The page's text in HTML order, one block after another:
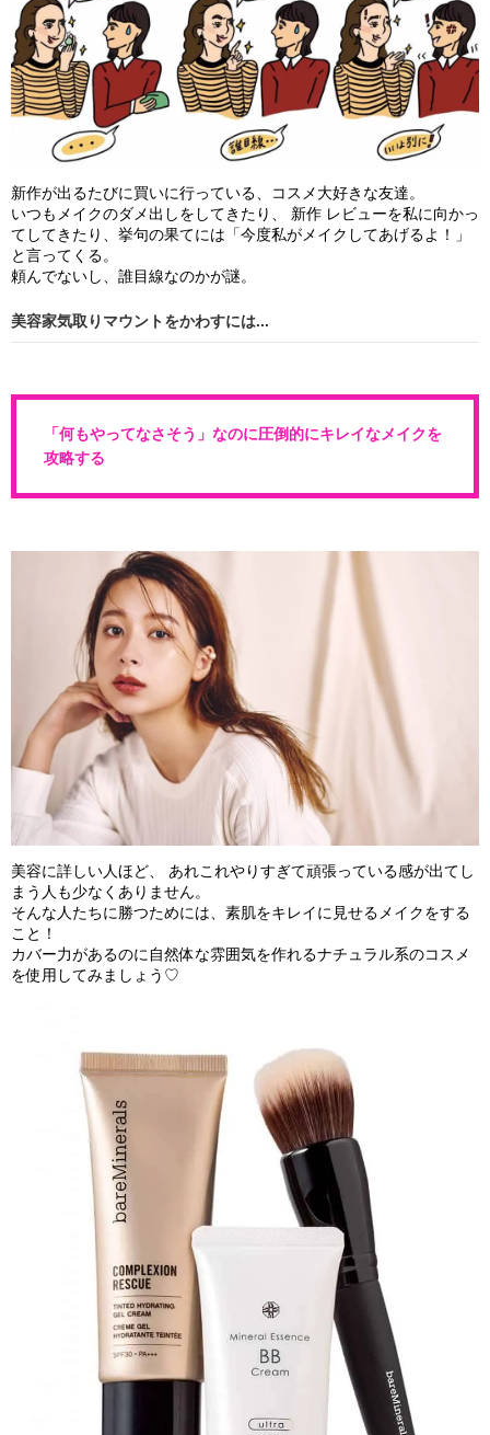
新作が出るたびに買いに行っている、コスメ大好きな友達。
いつもメイクのダメ出しをしてきたり、 新作 レビューを私に向かっ
てしてきたり、挙句の果てには「今度私がメイクしてあげるよ！」
と言ってくる。
頼んでないし、誰目線なのかが謎。
美容家気取りマウントをかわすには...
「何もやってなさそう」なのに圧倒的にキレイなメイクを
攻略する
美容に詳しい人ほど、 あれこれやりすぎて頑張っている感が出てし
まう人も少なくありません。
そんな人たちに勝つためには、素肌をキレイに見せるメイクをする
こと！
カバー力があるのに自然体な雰囲気を作れるナチュラル系のコスメ
を使用してみましょう♡